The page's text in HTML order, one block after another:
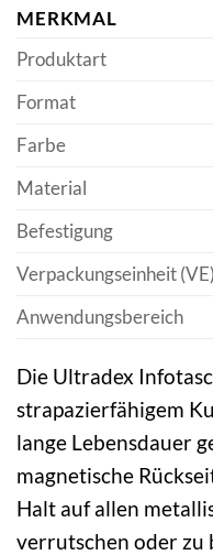
MERKMAL
Produktart
Format
Farbe
Material
Befestigung
Verpackungseinheit (VE)
Anwendungsbereich
Die Ultradex
strapazierfähigem
lange Lebensdauer
magnetische
Halt auf allen
verrutschen oder zu